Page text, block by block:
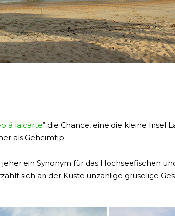
á la carte” die Chance, eine die kleine Insel
als Geheimtip.
ein Synonym für das Hochseefischen
sich an der Küste unzählige gruselige